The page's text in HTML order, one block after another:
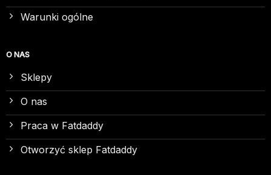
Warunki ogólne
O NAS
Sklepy
O nas
Praca w Fatdaddy
Otworzyć sklep Fatdaddy